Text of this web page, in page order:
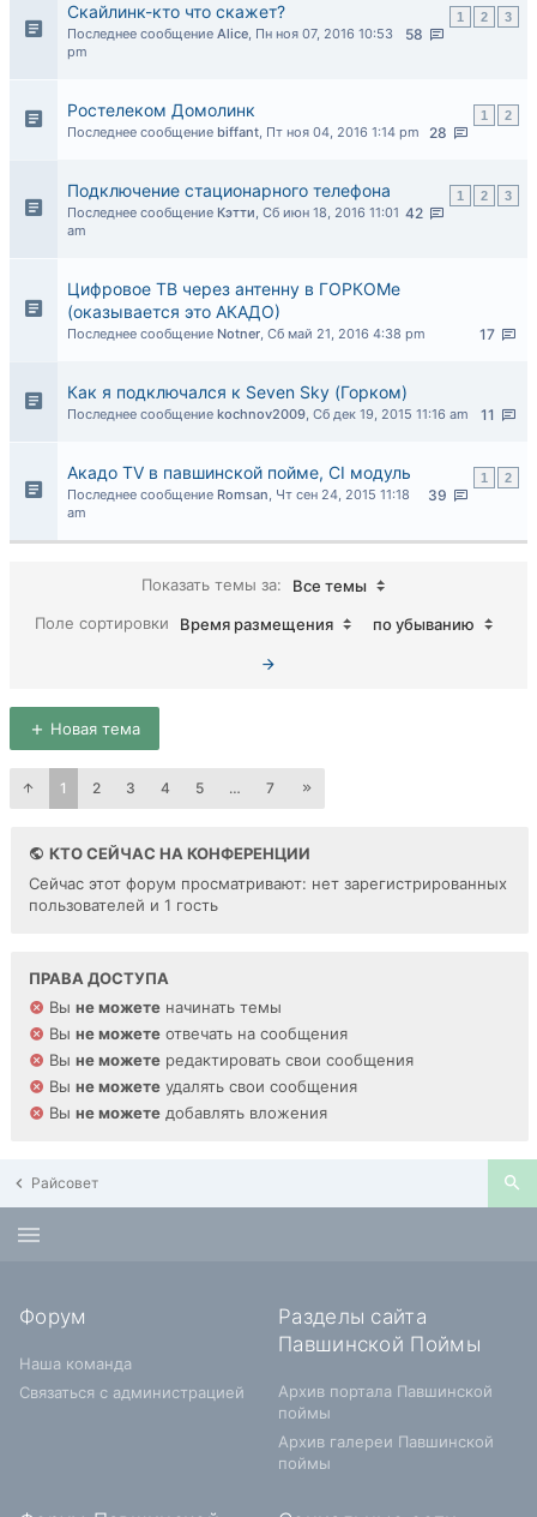
Скайлинк-кто что скажет? 1 2 3
58
Последнее сообщение Alice, Пн ноя 07, 2016 10:53
pm
Ростелеком Домолинк 1 2
28
Последнее сообщение biffant, Пт ноя 04, 2016 1:14 pm
Подключение стационарного телефона 1 2 3
42
Последнее сообщение Кэтти, Сб июн 18, 2016 11:01
am
Цифровое ТВ через антенну в ГОРКОМе
(оказывается это АКАДО)
17
Последнее сообщение Notner, Сб май 21, 2016 4:38 pm
Как я подключался к Seven Sky (Горком)
11
Последнее сообщение kochnov2009, Сб дек 19, 2015 11:16 am
Акадо TV в павшинской пойме, CI модуль 1 2
39
Последнее сообщение Romsan, Чт сен 24, 2015 11:18
am
Показать темы за:
Все темы
Поле сортировки
Время размещения по убыванию
Новая тема
1 2 3 4 5 … 7
КТО СЕЙЧАС НА КОНФЕРЕНЦИИ
Сейчас этот форум просматривают: нет зарегистрированных
пользователей и 1 гость
ПРАВА ДОСТУПА
Вы не можете начинать темы
Вы не можете отвечать на сообщения
Вы не можете редактировать свои сообщения
Вы не можете удалять свои сообщения
Вы не можете добавлять вложения
Райсовет
Форум
Наша команда
Связаться с администрацией
Разделы сайта
Павшинской Поймы
Архив портала Павшинской
поймы
Архив галереи Павшинской
поймы